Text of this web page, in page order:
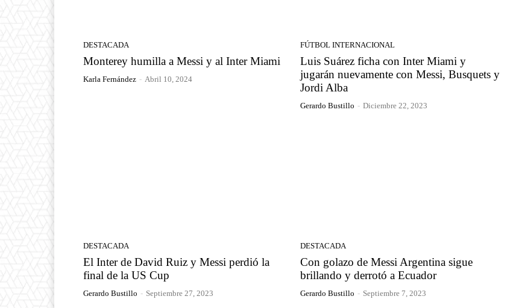
DESTACADA
Monterey humilla a Messi y al Inter Miami
Karla Fernández - Abril 10, 2024
FÚTBOL INTERNACIONAL
Luis Suárez ficha con Inter Miami y
jugarán nuevamente con Messi, Busquets y
Jordi Alba
Gerardo Bustillo - Diciembre 22, 2023
DESTACADA
El Inter de David Ruiz y Messi perdió la
final de la US Cup
Gerardo Bustillo - Septiembre 27, 2023
DESTACADA
Con golazo de Messi Argentina sigue
brillando y derrotó a Ecuador
Gerardo Bustillo - Septiembre 7, 2023